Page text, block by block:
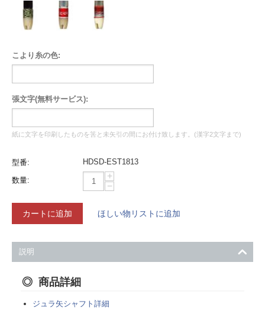
こより糸の色:
張文字(無料サービス):
紙に文字を印刷したものを筈と未矢引の間にお付け致します。(漢字2文字まで)
型番: HDSD-EST1813
数量:
+
−
カートに追加 ほしい物リストに追加
説明
商品詳細
ジュラ矢シャフト詳細